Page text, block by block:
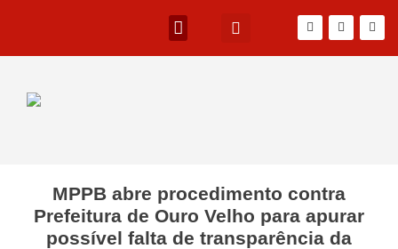
MPPB abre procedimento contra
Prefeitura de Ouro Velho para apurar
possível falta de transparência da